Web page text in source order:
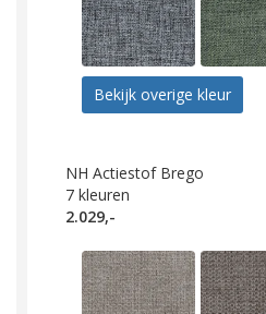
Bekijk overige kleur
NH Actiestof Brego
7 kleuren
2.029,-